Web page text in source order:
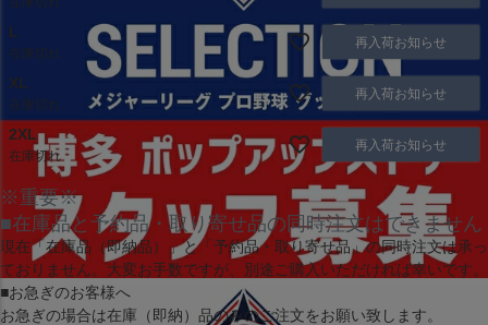
L
在庫切れ
再入荷お知らせ
XL
在庫切れ
再入荷お知らせ
2XL
在庫切れ
再入荷お知らせ
※重要※
■在庫品と予約品・取り寄せ品の同時注文はできません
現在「在庫品（即納品）」と「予約品・取り寄せ品」の同時注文は承っ
ておりません。大変お手数ですが、別途ご購入いただければ幸いです。
■お急ぎのお客様へ
お急ぎの場合は在庫（即納）品のみのご注文をお願い致します。